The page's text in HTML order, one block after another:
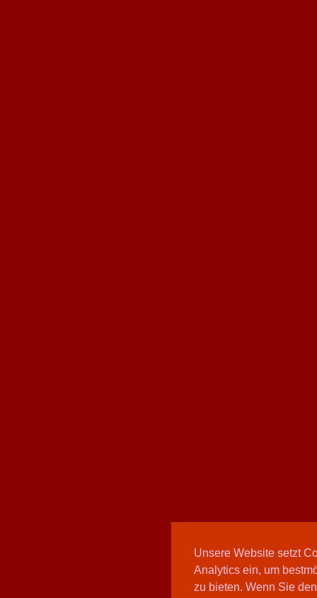
Unsere Website setzt
Analytics ein, um
zu bieten. Wenn Sie